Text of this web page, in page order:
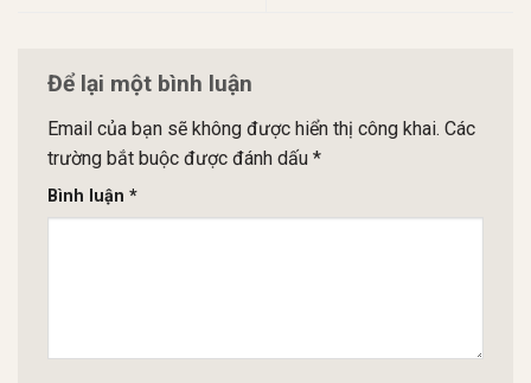
Để lại một bình luận
Email của bạn sẽ không được hiển thị công khai. Các
trường bắt buộc được đánh dấu *
Bình luận *